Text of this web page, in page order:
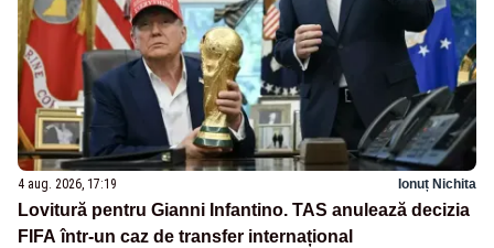
4 aug. 2026, 17:19 Ionuț Nichita
Lovitură pentru Gianni Infantino. TAS anulează decizia
FIFA într-un caz de transfer internațional